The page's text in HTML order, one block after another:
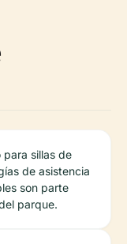
para sillas de
de asistencia
son parte
parque.